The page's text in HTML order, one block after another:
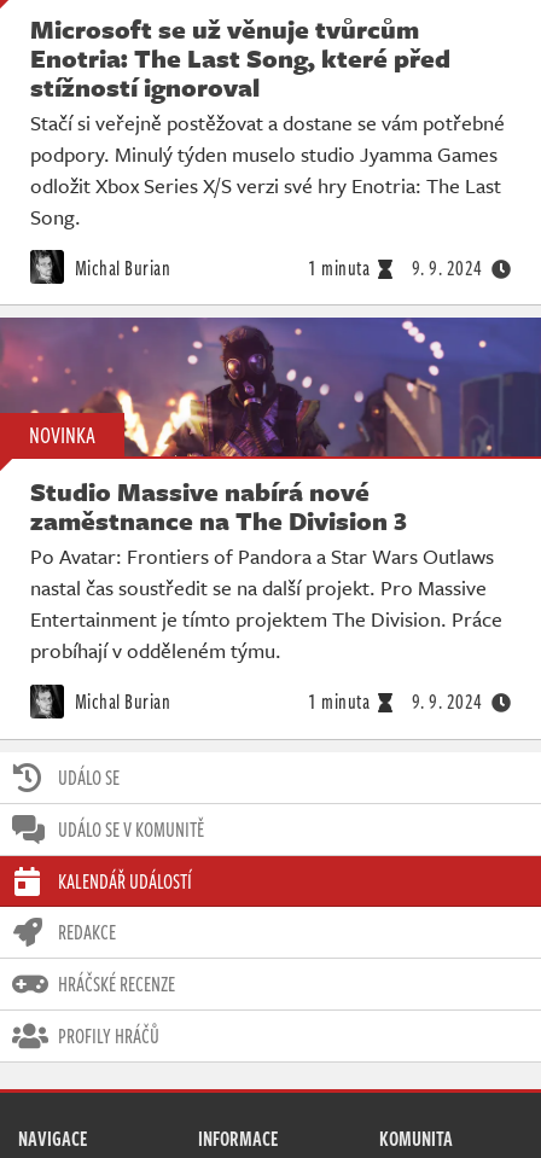
UDÁLO SE
UDÁLO SE V KOMUNITĚ
KALENDÁŘ UDÁLOSTÍ
REDAKCE
HRÁČSKÉ RECENZE
PROFILY HRÁČŮ
Microsoft se už věnuje tvůrcům
Enotria: The Last Song, které před
stížností ignoroval
Stačí si veřejně postěžovat a dostane se vám potřebné
podpory. Minulý týden muselo studio Jyamma Games
odložit Xbox Series X/S verzi své hry Enotria: The Last
Song.
Michal Burian 1 minuta 9. 9. 2024
NOVINKA
Studio Massive nabírá nové
zaměstnance na The Division 3
Po Avatar: Frontiers of Pandora a Star Wars Outlaws
nastal čas soustředit se na další projekt. Pro Massive
Entertainment je tímto projektem The Division. Práce
probíhají v odděleném týmu.
Michal Burian 1 minuta 9. 9. 2024
NAVIGACE INFORMACE KOMUNITA